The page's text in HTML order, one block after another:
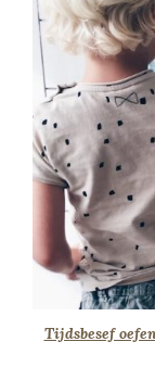
Tijdsbesef